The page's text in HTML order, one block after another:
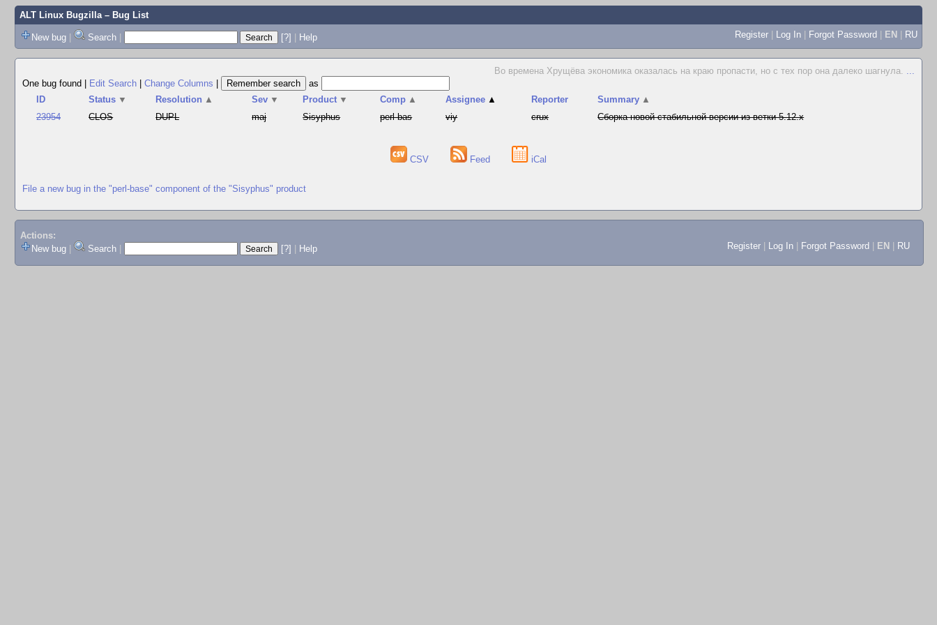
ALT Linux Bugzilla– Bug List
New bug | Search | [?] | Help Register | Log In | Forgot Password | EN | RU
Во времена Хрущёва экономика оказалась на краю пропасти, но с тех пор она далеко шагнула. ...
One bug found
Edit Search Change Columns
as
ID
Status ▼ Resolution ▲ Sev ▼ Product ▼ Comp ▲ Assignee ▲ Reporter Summary ▲
23954
CLOS DUPL maj Sisyphus perl-bas viy crux Сборка новой стабильной версии из ветки 5.12.x
CSV Feed iCal
File a new bug in the "perl-base" component of the "Sisyphus" product
Actions:
New bug
Search [?] Help Register Log In Forgot Password EN RU